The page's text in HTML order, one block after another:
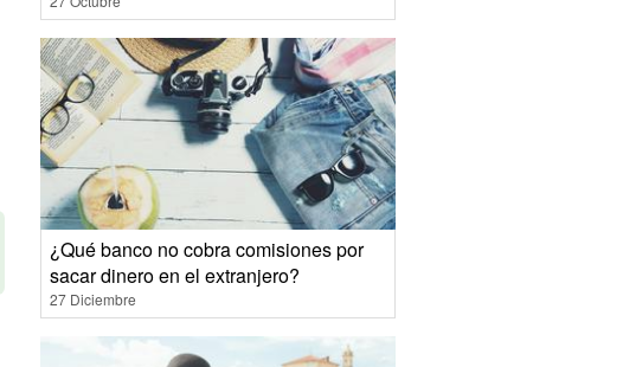
¿Qué banco no cobra comisiones por
sacar dinero en el extranjero?
27 Diciembre